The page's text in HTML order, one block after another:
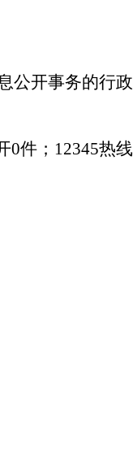
公开事务的行政
0件； 12345热线